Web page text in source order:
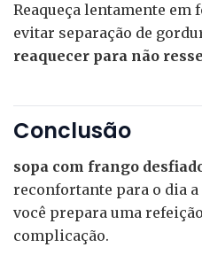
Reaqueça lentamente em
evitar separação de
reaquecer para não
Conclusão
sopa com frango
reconfortante para o dia
você prepara uma
complicação.